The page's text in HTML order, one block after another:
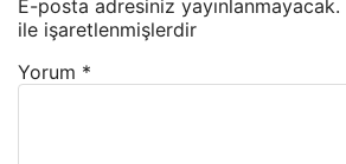
E-posta adresiniz yayınlanmayacak.
ile işaretlenmişlerdir
Yorum *